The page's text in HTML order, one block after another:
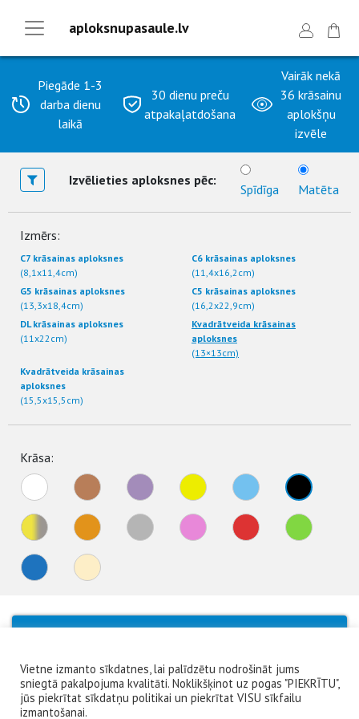
Piegāde 1-3
darba dienu
laikā
30 dienu preču
atpakaļatdošana
Vairāk nekā
36 krāsainu
aplokšņu
izvēle
aploksnupasaule.lv
Izvēlieties aploksnes pēc:
Spīdīga Matēta
Izmērs:
C7 krāsainas aploksnes
(8,1x11,4cm)
C6 krāsainas aploksnes
(11,4x16,2cm)
G5 krāsainas aploksnes
(13,3x18,4cm)
C5 krāsainas aploksnes
(16,2x22,9cm)
DL krāsainas aploksnes
(11x22cm)
Kvadrātveida krāsainas
aploksnes
(13×13cm)
Kvadrātveida krāsainas
aploksnes
(15,5x15,5cm)
Krāsa:
Vietne izmanto sīkdatnes, lai palīdzētu nodrošināt jums
sniegtā pakalpojuma kvalitāti. Noklikšķinot uz pogas "PIEKRĪTU",
jūs piekrītat sīkdatņu politikai un piekrītat VISU sīkfailu
izmantošanai.